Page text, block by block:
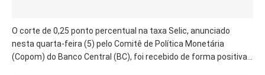
O corte de 0,25 ponto percentual na taxa Selic, anunciado
nesta quarta-feira (5) pelo Comitê de Política Monetária
(Copom) do Banco Central (BC), foi recebido de forma positiva...